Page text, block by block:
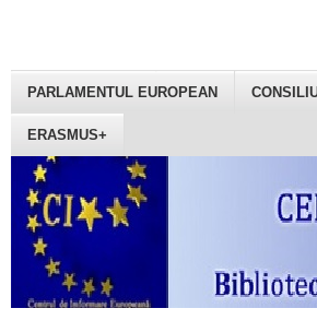
PARLAMENTUL EUROPEAN
ERASMUS+